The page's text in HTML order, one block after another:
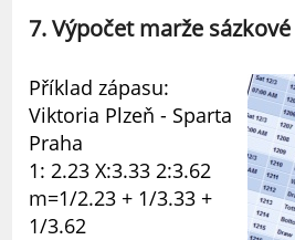
7. Výpočet marže
Příklad zápasu:
Viktoria Plzeň - Sparta
Praha
1: 2.23 X:3.33 2:3.62
m=1/2.23 + 1/3.33 +
1/3.62